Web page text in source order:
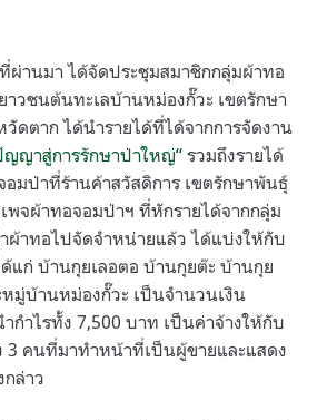
ผ่านมา ได้จัดประชุมสมาชิกกลุ่มผ้าทอ
วชนต้นทะเลบ้านหม่องกั๊วะ เขตรักษา
ดตาก ได้นำรายได้ที่ได้จากการจัดงาน
ญาสู่การรักษาป่าใหญ่“ รวมถึงรายได้
อมป่าที่ร้านค้าสวัสดิการ เขตรักษาพันธุ์
พจผ้าทอจอมป่าฯ ที่หักรายได้จากกลุ่ม
ผ้าทอไปจัดจำหน่ายแล้ว ได้แบ่งให้กับ
แก่ บ้านกุยเลอตอ บ้านกุยต๊ะ บ้านกุย
หมู่บ้านหม่องกั๊วะ เป็นจำนวนเงิน
กำไรทั้ง 7,500 บาท เป็นค่าจ้างให้กับ
3 คนที่มาทำหน้าที่เป็นผู้ขายและแสดง
ล่าว